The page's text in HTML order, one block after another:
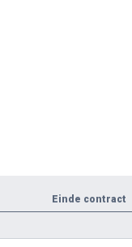
Einde contract